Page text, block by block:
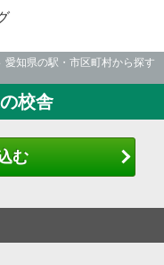
愛知県の駅・市区町村から探す
校舎
む